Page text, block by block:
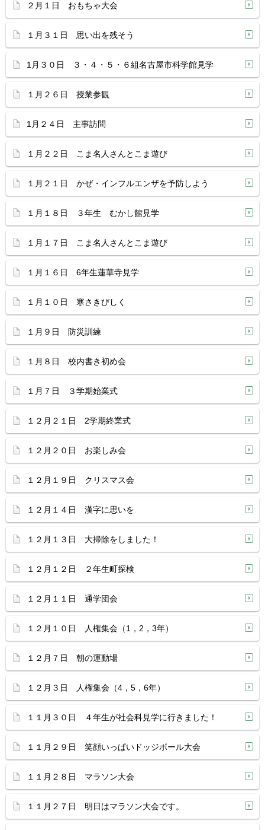
２月１日 おもちゃ大会
１月３１日 思い出を残そう
1月３０日 ３・４・５・６組名古屋市科学館見学
１月２６日 授業参観
1月２４日 主事訪問
１月２２日 こま名人さんとこま遊び
１月２１日 かぜ・インフルエンザを予防しよう
１月１８日 ３年生 むかし館見学
１月１７日 こま名人さんとこま遊び
１月１６日 6年生蓮華寺見学
１月１０日 寒さきびしく
１月９日 防災訓練
１月８日 校内書き初め会
１月７日 ３学期始業式
１２月２１日 2学期終業式
１２月２０日 お楽しみ会
１２月１９日 クリスマス会
１２月１４日 漢字に思いを
１２月１３日 大掃除をしました！
１２月１２日 ２年生町探検
１２月１１日 通学団会
１２月１０日 人権集会（1，2，3年）
１２月７日 朝の運動場
１２月３日 人権集会（4，5，6年）
１１月３０日 ４年生が社会科見学に行きました！
１１月２９日 笑顔いっぱいドッジボール大会
１１月２８日 マラソン大会
１１月２７日 明日はマラソン大会です。